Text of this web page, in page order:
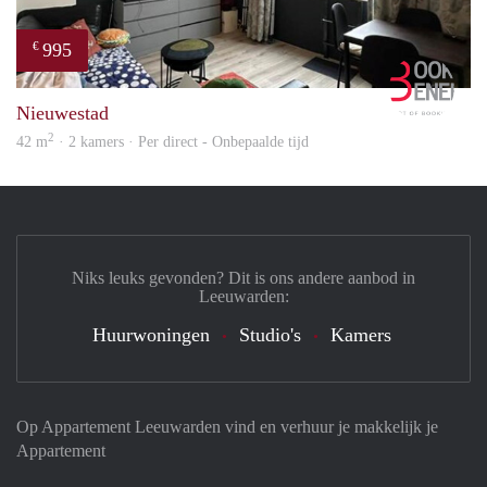
€ 995
Nieuwestad
42 m2 · 2 kamers · Per direct - Onbepaalde tijd
Op Appartement Leeuwarden vind en verhuur je makkelijk je
Appartement
Niks leuks gevonden? Dit is ons andere aanbod in
Leeuwarden:
Huurwoningen Studio's Kamers